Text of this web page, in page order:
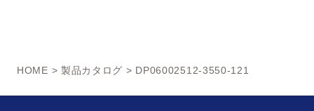
HOME > 製品カタログ > DP06002512-3550-121